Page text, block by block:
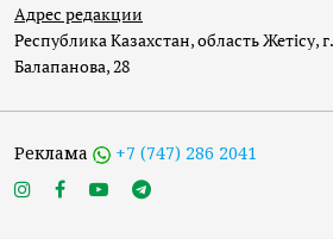
Адрес редакции
Республика Казахстан, область Жетісу,
Балапанова, 28
Реклама +7 (747) 286 2041